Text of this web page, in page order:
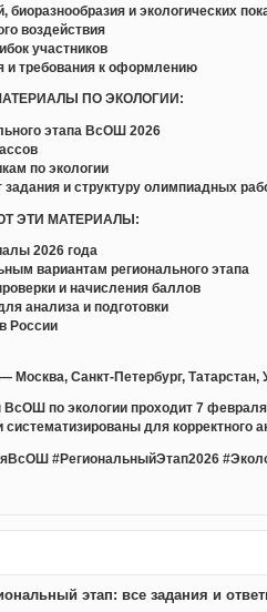
биоразнообразия и экологических
воздействия
участников
и требования к оформлению
ПО ЭКОЛОГИИ:
этапа ВсОШ 2026
по экологии
задания и структуру олимпиадных
ЭТИ МАТЕРИАЛЫ:
2026 года
вариантам регионального этапа
и начисления баллов
анализа и подготовки
России
Москва, Санкт-Петербург,
ВсОШ по экологии проходит 7
для корректного
#РегиональныйЭтап2026
этап: все задания и